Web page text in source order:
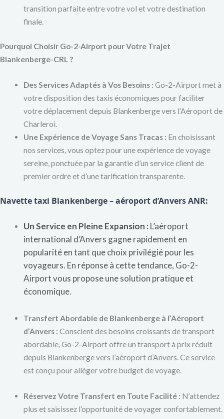
transition parfaite entre votre vol et votre destination
finale.
Pourquoi Choisir Go-2-Airport pour Votre Trajet
Blankenberge-CRL ?
Des Services Adaptés à Vos Besoins : Go-2-Airport met à
votre disposition des taxis économiques pour faciliter
votre déplacement depuis Blankenberge vers l’Aéroport de
Charleroi.
Une Expérience de Voyage Sans Tracas : En choisissant
nos services, vous optez pour une expérience de voyage
sereine, ponctuée par la garantie d’un service client de
premier ordre et d’une tarification transparente.
Navette taxi Blankenberge – aéroport d’Anvers ANR:
Un Service en Pleine Expansion : L’aéroport
international d’Anvers gagne rapidement en
popularité en tant que choix privilégié pour les
voyageurs. En réponse à cette tendance, Go-2-
Airport vous propose une solution pratique et
économique.
Transfert Abordable de Blankenberge à l’Aéroport
d’Anvers : Conscient des besoins croissants de transport
abordable, Go-2-Airport offre un transport à prix réduit
depuis Blankenberge vers l’aéroport d’Anvers. Ce service
est conçu pour alléger votre budget de voyage.
Réservez Votre Transfert en Toute Facilité : N’attendez
plus et saisissez l’opportunité de voyager confortablement.